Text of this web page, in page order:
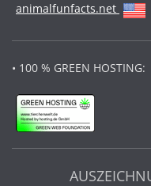
animalfunfacts.net
• 100 % GREEN HOSTING: